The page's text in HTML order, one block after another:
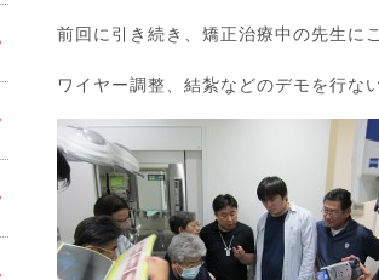
前回に引き続き、矯正治療中の先生に
ワイヤー調整、結紮などのデモを行な